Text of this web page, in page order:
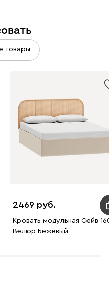
товары
2469
Кровать модульная Сейв
Велюр Бежевый